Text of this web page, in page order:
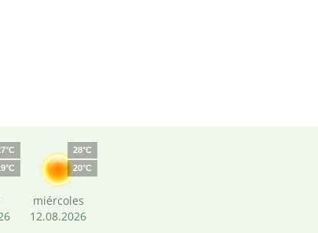
28°C
20°C
miércoles
12.08.2026